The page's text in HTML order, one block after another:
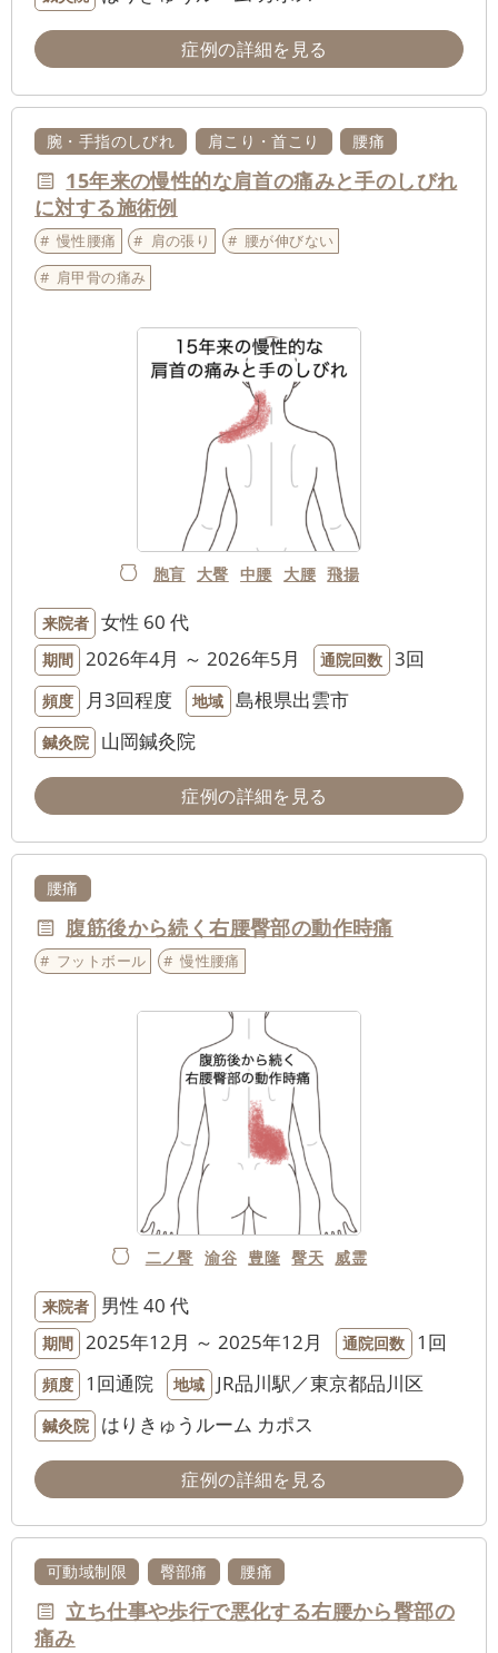
症例の詳細を見る
腕・手指のしびれ 肩こり・首こり 腰痛
15年来の慢性的な肩首の痛みと手のしびれ
に対する施術例
慢性腰痛 肩の張り
腰が伸びない
肩甲骨の痛み
胞肓 大臀 中腰 大腰 飛揚
来院者 女性 60 代
期間 2026年4月 ～ 2026年5月 通院回数 3回
頻度 月3回程度 地域 島根県出雲市
鍼灸院 山岡鍼灸院
症例の詳細を見る
腰痛
腹筋後から続く右腰臀部の動作時痛
フットボール 慢性腰痛
二ノ臀 渝谷 豊隆 臀天 威霊
来院者 男性 40 代
期間 2025年12月 ～ 2025年12月 通院回数 1回
頻度 1回通院 地域 JR品川駅／東京都品川区
鍼灸院 はりきゅうルーム カポス
症例の詳細を見る
可動域制限 臀部痛 腰痛
立ち仕事や歩行で悪化する右腰から臀部の
痛み